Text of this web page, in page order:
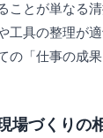
ことが単なる
工具の整理が
の「仕事の成
場づくりの